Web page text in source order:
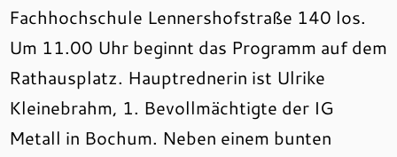
Fachhochschule Lennershofstraße 140 los.
Um 11.00 Uhr beginnt das Programm auf dem
Rathausplatz. Hauptrednerin ist Ulrike
Kleinebrahm, 1. Bevollmächtigte der IG
Metall in Bochum. Neben einem bunten